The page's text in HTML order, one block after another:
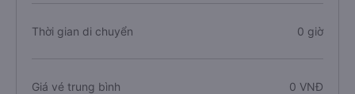
Thời gian di chuyển 0 giờ
Giá vé trung bình 0 VNĐ